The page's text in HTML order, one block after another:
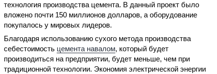
технология производства цемента. В данный проект было
вложено почти 150 миллионов долларов, а оборудование
покупалось у мировых лидеров.
Благодаря использованию сухого метода производства
себестоимость цемента навалом, который будет
производиться на предприятии, будет меньше, чем при
традиционной технологии. Экономия электрической энергии